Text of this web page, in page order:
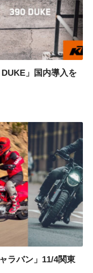
DUKE」国内導入を
ラバン」11/4関東